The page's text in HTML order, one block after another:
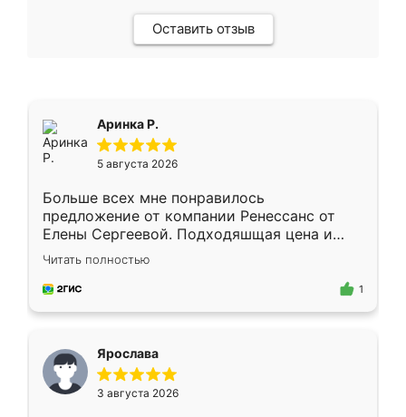
Оставить отзыв
Аринка Р.
5 августа 2026
Больше всех мне понравилось
предложение от компании Ренессанс от
Елены Сергеевой. Подходяшщая цена и
короткие сроки изготовления. Приехавший
для замера сотрудник Владислав
предложил по моему эскизу самый
Читать полностью
1
Ярослава
3 августа 2026